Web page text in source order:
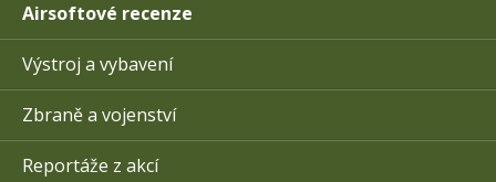
Airsoftové recenze
Výstroj a vybavení
Zbraně a vojenství
Reportáže z akcí